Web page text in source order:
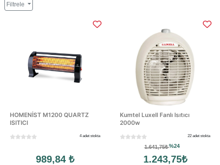
Filtrele
HOMENİST M1200 QUARTZ
ISITICI
4 adet stokta
989,84 ₺
Kumtel Luxell Fanlı Isıtıcı
2000w
22 adet stokta
1.641,75₺%24
1.243,75₺